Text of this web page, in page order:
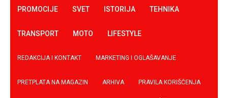
PROMOCIJE SVET ISTORIJA TEHNIKA
TRANSPORT MOTO LIFESTYLE
REDAKCIJA I KONTAKT MARKETING I OGLAŠAVANJE
PRETPLATA NA MAGAZIN ARHIVA PRAVILA KORIŠĆENJA